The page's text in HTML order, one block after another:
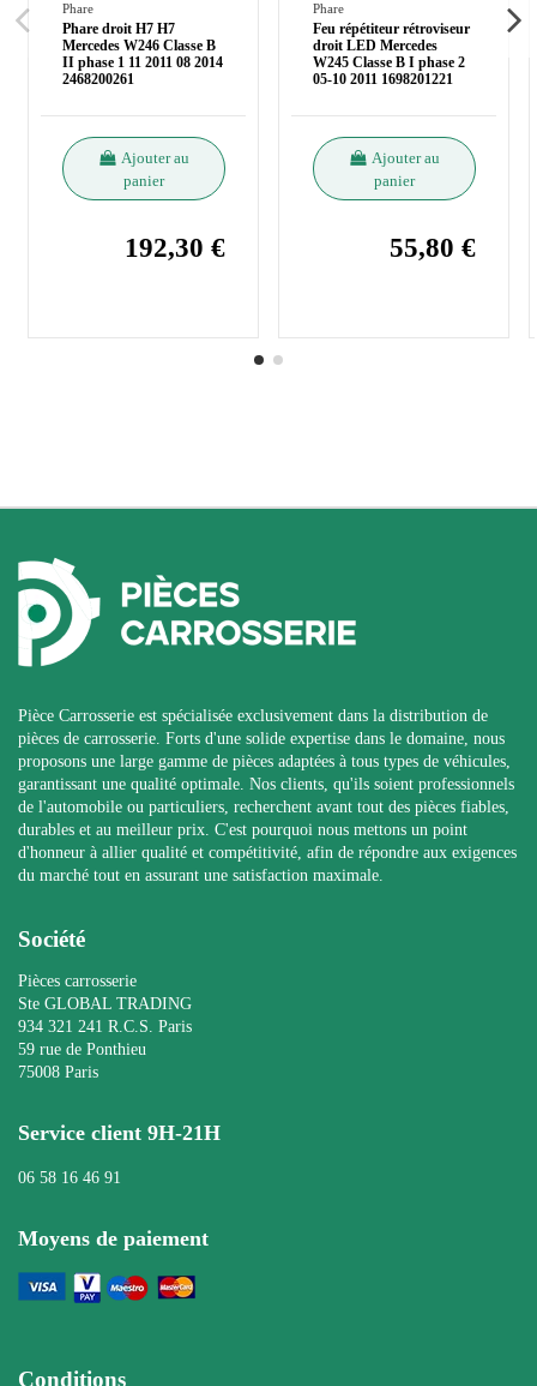
Phare
Phare droit H7 H7
Mercedes W246 Classe B
II phase 1 11 2011 08 2014
2468200261
Ajouter au
panier
192,30 €
Phare
Feu répétiteur rétroviseur
droit LED Mercedes
W245 Classe B I phase 2
05-10 2011 1698201221
Ajouter au
panier
55,80 €
Pièce Carrosserie est spécialisée exclusivement dans la distribution de
pièces de carrosserie. Forts d'une solide expertise dans le domaine, nous
proposons une large gamme de pièces adaptées à tous types de véhicules,
garantissant une qualité optimale. Nos clients, qu'ils soient professionnels
de l'automobile ou particuliers, recherchent avant tout des pièces fiables,
durables et au meilleur prix. C'est pourquoi nous mettons un point
d'honneur à allier qualité et compétitivité, afin de répondre aux exigences
du marché tout en assurant une satisfaction maximale.
Société
Pièces carrosserie
Ste GLOBAL TRADING
934 321 241 R.C.S. Paris
59 rue de Ponthieu
75008 Paris
Service client 9H-21H
06 58 16 46 91
Moyens de paiement
Conditions